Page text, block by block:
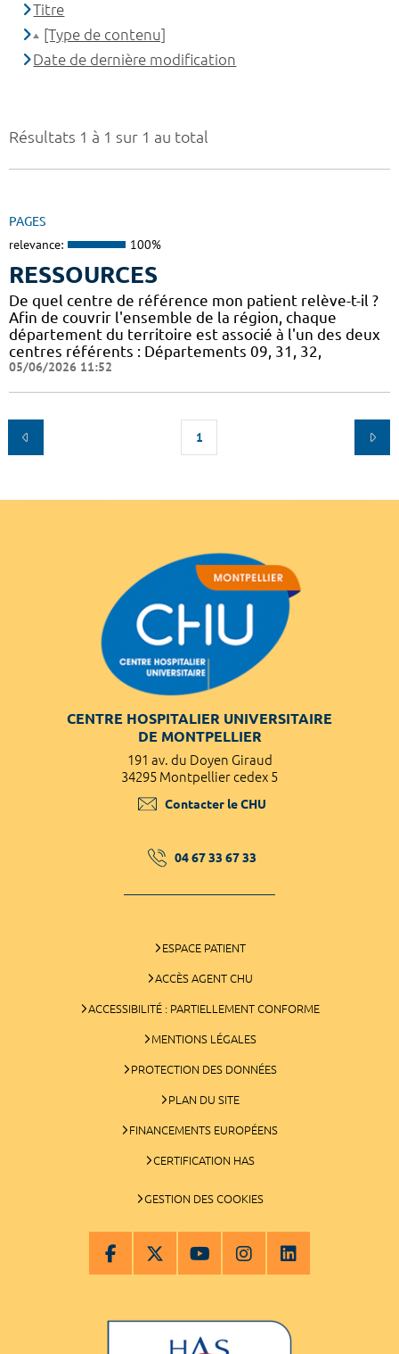
Résultats 1 à 1 sur 1 au total
PAGES
relevance: 100%
RESSOURCES
De quel centre de référence mon patient relève-t-il ?
Afin de couvrir l'ensemble de la région, chaque
département du territoire est associé à l'un des deux
centres référents : Départements 09, 31, 32,
05/06/2026 11:52
1
Titre
[Type de contenu]
Date de dernière modification
CENTRE HOSPITALIER UNIVERSITAIRE
DE MONTPELLIER
191 av. du Doyen Giraud
34295 Montpellier cedex 5
Contacter le CHU
04 67 33 67 33
ESPACE PATIENT
ACCÈS AGENT CHU
ACCESSIBILITÉ : PARTIELLEMENT CONFORME
MENTIONS LÉGALES
PROTECTION DES DONNÉES
PLAN DU SITE
FINANCEMENTS EUROPÉENS
CERTIFICATION HAS
GESTION DES COOKIES